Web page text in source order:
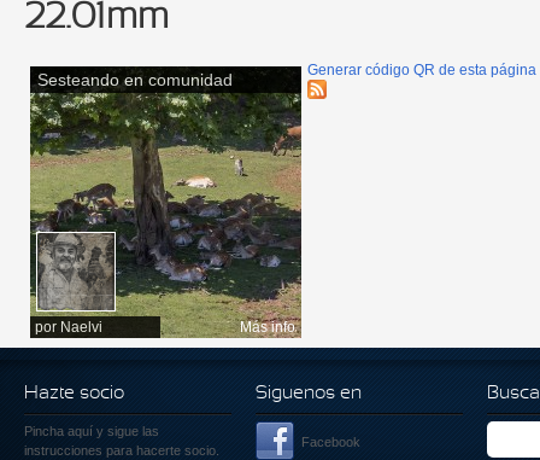
22.01mm
Sesteando en comunidad
por Naelvi Más info
Generar código QR de esta página
Hazte socio
Pincha aquí y sigue las
instrucciones para hacerte socio.
Siguenos en
Facebook